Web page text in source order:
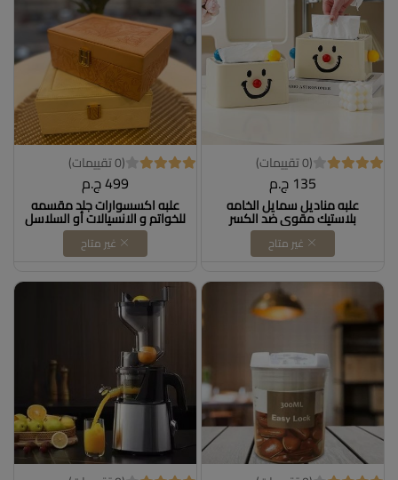
(0 تقييمات)
135 ج.م
علبه مناديل سمايل الخامه
بلاستيك مقوي ضد الكسر
بسوسته من الداخل لرفع
المناديل
غير متاح
(0 تقييمات)
499 ج.م
علبه اكسسوارات جلد مقسمه
للخواتم و الانسيالات أو السلاسل
ومرايا صغيره
غير متاح